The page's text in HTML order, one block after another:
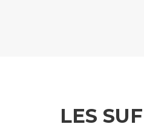
LES